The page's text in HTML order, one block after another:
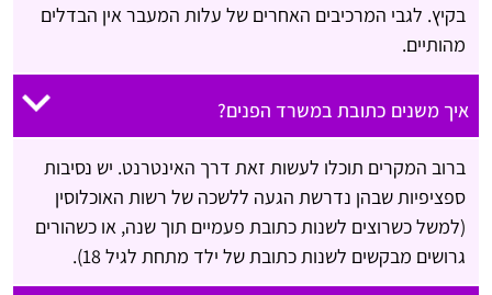
בקיץ. לגבי המרכיבים האחרים של עלות המעבר אין הבדלים
מהותיים.
איך משנים כתובת במשרד הפנים?
ברוב המקרים תוכלו לעשות זאת דרך האינטרנט. יש נסיבות
ספציפיות שבהן נדרשת הגעה ללשכה של רשות האוכלוסין
(למשל כשרוצים לשנות כתובת פעמיים תוך שנה, או כשהורים
גרושים מבקשים לשנות כתובת של ילד מתחת לגיל 18).